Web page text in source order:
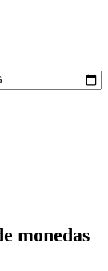
monedas